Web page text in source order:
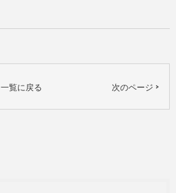
一覧に戻る 次のページ >